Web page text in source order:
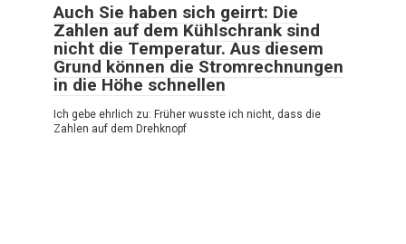
Auch Sie haben sich geirrt: Die
Zahlen auf dem Kühlschrank sind
nicht die Temperatur. Aus diesem
Grund können die Stromrechnungen
in die Höhe schnellen
Ich gebe ehrlich zu: Früher wusste ich nicht, dass die
Zahlen auf dem Drehknopf